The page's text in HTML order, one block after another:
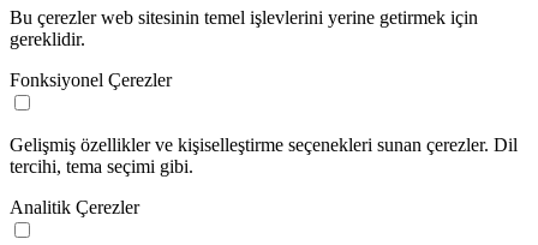
Bu çerezler web sitesinin temel işlevlerini yerine getirmek için
gereklidir.
Fonksiyonel Çerezler
Gelişmiş özellikler ve kişiselleştirme seçenekleri sunan çerezler. Dil
tercihi, tema seçimi gibi.
Analitik Çerezler